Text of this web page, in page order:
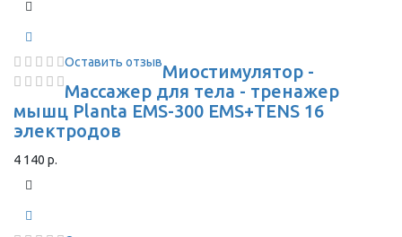
Оставить отзывМиостимулятор -
Массажер для тела - тренажер
мышц Planta EMS-300 EMS+TENS 16
электродов
4 140 р.